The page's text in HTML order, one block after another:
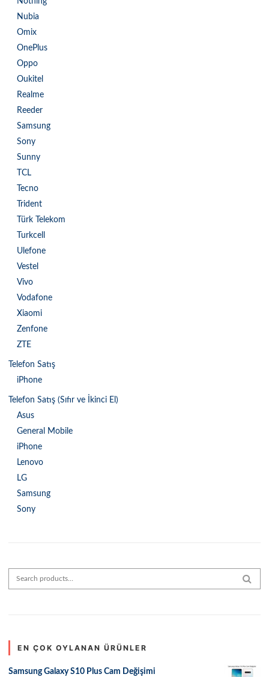
Nubia
Omix
OnePlus
Oppo
Oukitel
Realme
Reeder
Samsung
Sony
Sunny
TCL
Tecno
Trident
Türk Telekom
Turkcell
Ulefone
Vestel
Vivo
Vodafone
Xiaomi
Zenfone
ZTE
Telefon Satış
iPhone
Telefon Satış (Sıfır ve İkinci El)
Asus
General Mobile
iPhone
Lenovo
LG
Samsung
Sony
Search for:
EN ÇOK OYLANAN ÜRÜNLER
Samsung Galaxy S10 Plus Cam Değişimi